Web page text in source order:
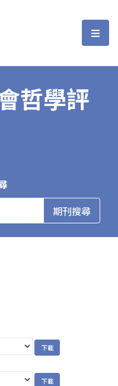
選
哲學評